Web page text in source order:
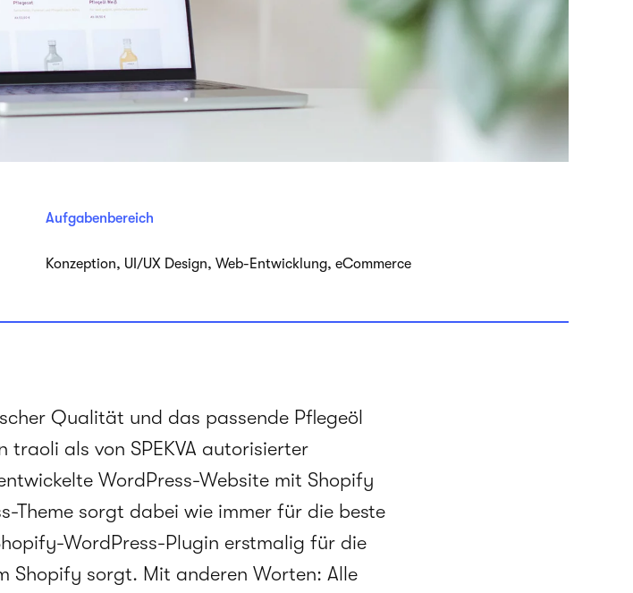
Aufgabenbereich
Kon­zep­tion, UI/UX Design, Web-Entwicklung, eCommerce
Qualität und das passende Pflegeöl
traoli als von SPEKVA autorisierter
WordPress-Website mit Shopify
Theme sorgt dabei wie immer für die beste
WordPress-Plugin erstmalig für die
Shopify sorgt. Mit anderen Worten: Alle